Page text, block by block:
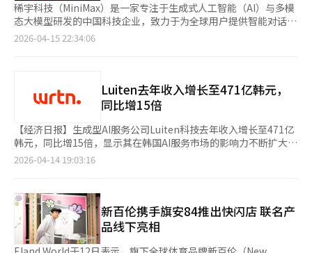
稀宇科技（MiniMax）是一家专注于生成式人工智能（AI）与多模
态大模型研发的中国科技企业，致力于为全球用户提供智能对话、
语音合成及AI互动内容解决方案。
2026-04-15 22:34:06
Luiten去年收入增长至471亿韩元，
同比增15倍
【经济日报】生成型AI服务公司Luiten科技去年收入增长至471亿
韩元，同比增15倍，显示其在韩国AI服务市场的影响力不断扩大。
公司通过多元化的生成型AI服务和企业AI转型业务，积极拓展盈利
期，营业费用约为1059亿韩元，增长3.2倍，营业亏损为588亿韩
元，增长1.95倍。虽然亏损增加，但增长和效率均有所改善。
Luiten通过多种生成型AI服务扩大用户基础。其代表性服
务“Luiten AI支持”提供文档撰写、图像分析、报告和简历生成
等自动化功能，设计上可根据用户需求自动选择最新AI模型。该服
2026-04-14 19:03:16
新百伦携手旗安84推出快闪店 联名产
品线下亮相